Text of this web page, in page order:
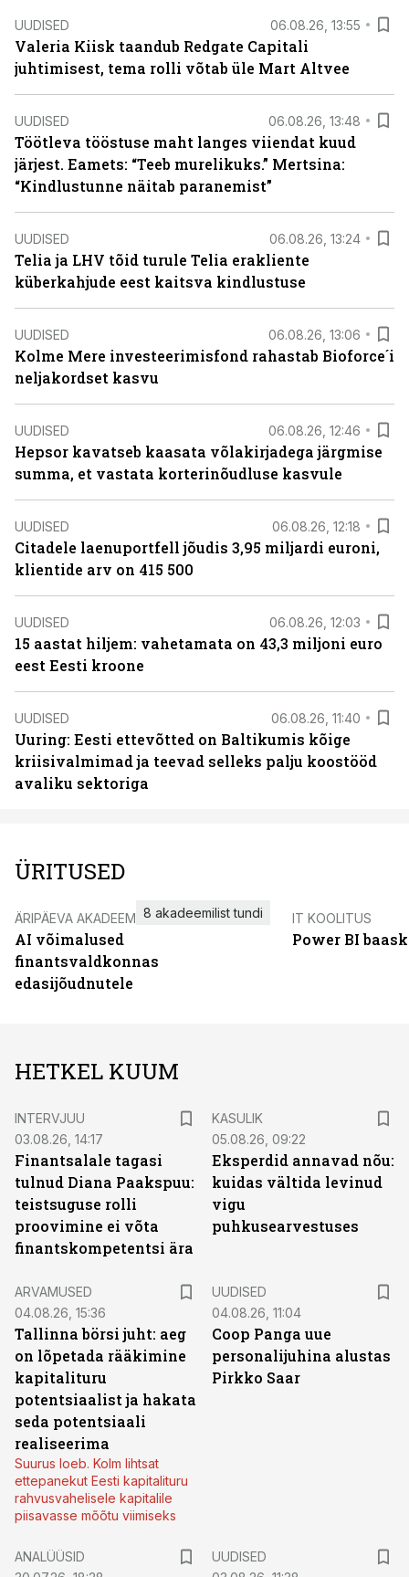
UUDISED 06.08.26, 13:55
Valeria Kiisk taandub Redgate Capitali
juhtimisest, tema rolli võtab üle Mart Altvee
UUDISED 06.08.26, 13:48
Töötleva tööstuse maht langes viiendat kuud
järjest. Eamets: “Teeb murelikuks.” Mertsina:
“Kindlustunne näitab paranemist”
UUDISED 06.08.26, 13:24
Telia ja LHV tõid turule Telia erakliente
küberkahjude eest kaitsva kindlustuse
UUDISED 06.08.26, 13:06
Kolme Mere investeerimisfond rahastab Bioforce´i
neljakordset kasvu
UUDISED 06.08.26, 12:46
Hepsor kavatseb kaasata võlakirjadega järgmise
summa, et vastata korterinõudluse kasvule
UUDISED 06.08.26, 12:18
Citadele laenuportfell jõudis 3,95 miljardi euroni,
klientide arv on 415 500
UUDISED 06.08.26, 12:03
15 aastat hiljem: vahetamata on 43,3 miljoni euro
eest Eesti kroone
UUDISED 06.08.26, 11:40
Uuring: Eesti ettevõtted on Baltikumis kõige
kriisivalmimad ja teevad selleks palju koostööd
avaliku sektoriga
ÜRITUSED
ÄRIPÄEVA AKADEEMIA
AI võimalused
finantsvaldkonnas
edasijõudnutele
8 akadeemilist tundi IT KOOLITUS
Power BI
HETKEL KUUM
INTERVJUU
03.08.26, 14:17
Finantsalale tagasi
tulnud Diana Paakspuu:
teistsuguse rolli
proovimine ei võta
finantskompetentsi ära
KASULIK
05.08.26, 09:22
Eksperdid annavad nõu:
kuidas vältida levinud
vigu
puhkusearvestuses
ARVAMUSED
04.08.26, 15:36
Tallinna börsi juht: aeg
on lõpetada rääkimine
kapitalituru
potentsiaalist ja hakata
seda potentsiaali
realiseerima
Suurus loeb. Kolm lihtsat
ettepanekut Eesti kapitalituru
rahvusvahelisele kapitalile
piisavasse mõõtu viimiseks
UUDISED
04.08.26, 11:04
Coop Panga uue
personalijuhina alustas
Pirkko Saar
ANALÜÜSID
UUDISED